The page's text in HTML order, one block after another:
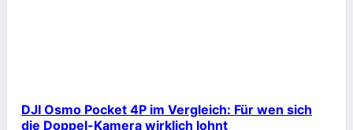
DJI Osmo Pocket 4P im Vergleich: Für wen sich
die Doppel-Kamera wirklich lohnt